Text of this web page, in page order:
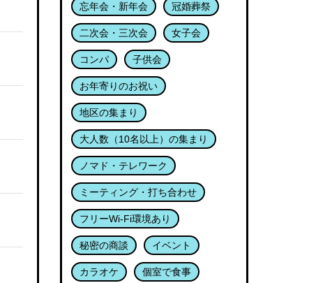
忘年会・新年会 冠婚葬祭
二次会・三次会 女子会
コンパ 子供会
お年寄りのお祝い
地区の集まり
大人数（10名以上）の集まり
ノマド・テレワーク
ミーティング・打ち合わせ
フリーWi-Fi環境あり
秘密の商談 イベント
カラオケ 個室で食事